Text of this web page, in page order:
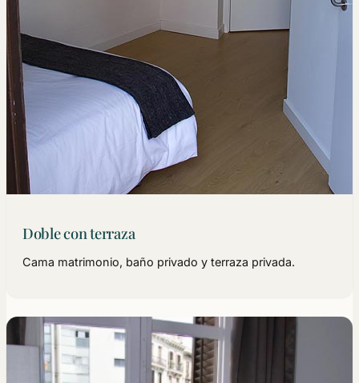
Doble con terraza
Cama matrimonio, baño privado y terraza privada.